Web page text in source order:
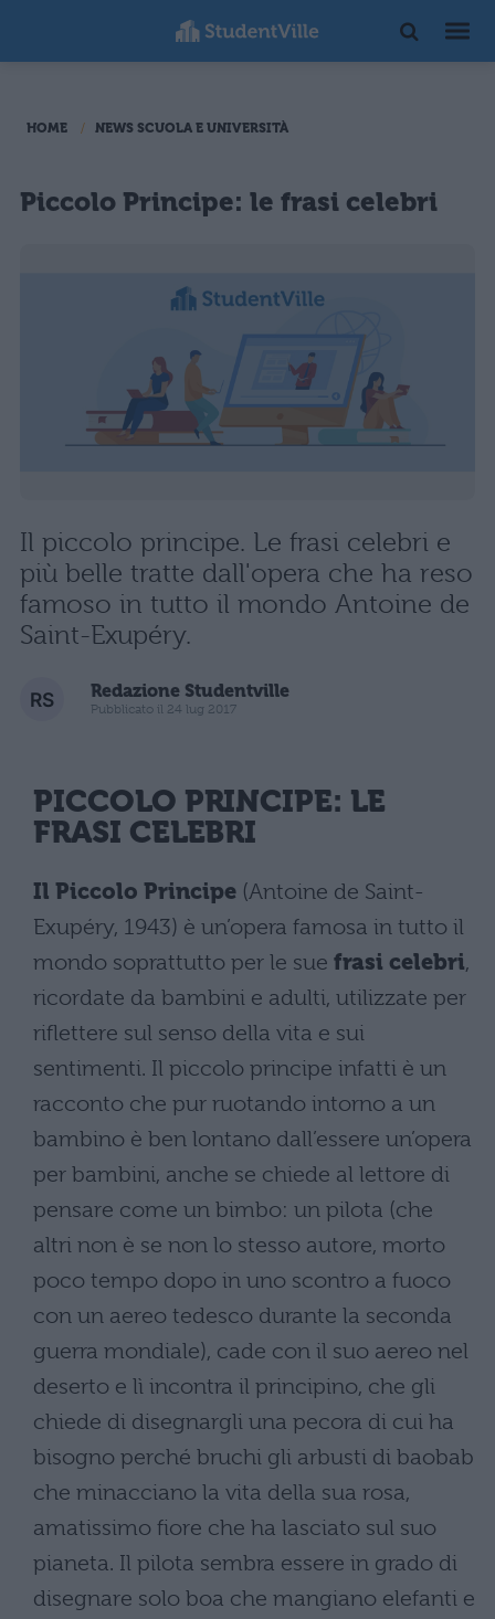
HOME NEWS SCUOLA E UNIVERSITÀ
Piccolo Principe: le frasi celebri
Il piccolo principe. Le frasi celebri e
più belle tratte dall'opera che ha reso
famoso in tutto il mondo Antoine de
Saint-Exupéry.
Redazione Studentville
Pubblicato il 24 lug 2017
PICCOLO PRINCIPE: LE
FRASI CELEBRI
Il Piccolo Principe (Antoine de Saint-
Exupéry, 1943) è un’opera famosa in tutto il
mondo soprattutto per le sue frasi celebri,
ricordate da bambini e adulti, utilizzate per
riflettere sul senso della vita e sui
sentimenti. Il piccolo principe infatti è un
racconto che pur ruotando intorno a un
bambino è ben lontano dall’essere un’opera
per bambini, anche se chiede al lettore di
pensare come un bimbo: un pilota (che
altri non è se non lo stesso autore, morto
poco tempo dopo in uno scontro a fuoco
con un aereo tedesco durante la seconda
guerra mondiale), cade con il suo aereo nel
deserto e lì incontra il principino, che gli
chiede di disegnargli una pecora di cui ha
bisogno perché bruchi gli arbusti di baobab
che minacciano la vita della sua rosa,
amatissimo fiore che ha lasciato sul suo
pianeta. Il pilota sembra essere in grado di
disegnare solo boa che mangiano elefanti e